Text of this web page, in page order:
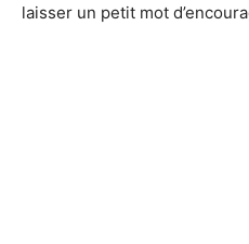
laisser un petit mot